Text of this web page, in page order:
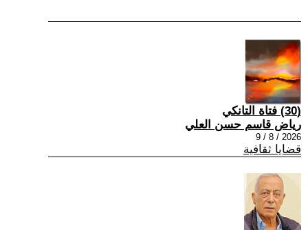
(30) فتاة التانكي
رياض قاسم حسن العلي
2026 / 8 / 9
قضايا ثقافية